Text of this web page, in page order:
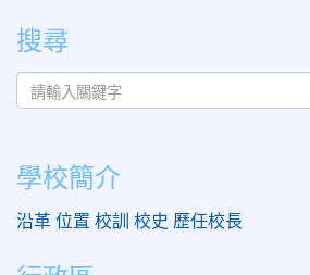
:::
搜尋
學校簡介
沿革 位置 校訓 校史 歷任校長